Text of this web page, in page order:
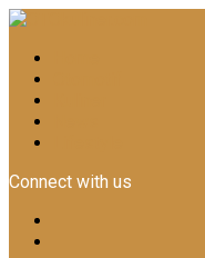
Connect with us